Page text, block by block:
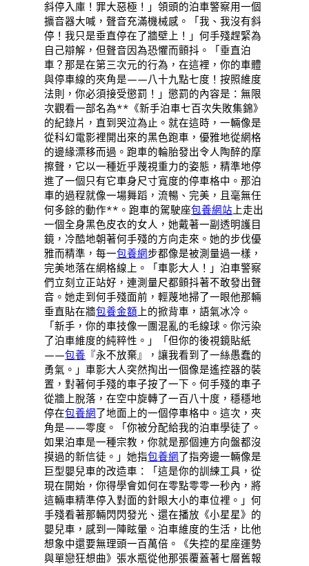
斜停入庫！罪大惡極！」領頭的泊車警察用一個
擴音器大喊，聲音充滿機械感。「我、我沒有斜
停！我只是垂直停在了牆壁上！」何手殘趕緊為
自己辯解，但聲音因為恐懼而顫抖。「垂直泊
車？那是在第三次元的行為，在這裡，你的車體
與停車線的夾角是——八十九點七度！按照維度
法則，你必須接受懲罰！」懲罰的內容是：無限
次觀看一部名為**《新手泊車七百次失敗集錦》
的紀錄片，直到哭泣為止。就在這時，一輛像是
從科幻電影裡開出來的黑色跑車，優雅地從網格
的邊緣漂移而過。跑車的輪胎發出令人陶醉的摩
擦聲，它以一種近乎蔑視重力的姿態，精準地停
進了一個只有它車身尺寸寬度的停車格中。那泊
車的過程就像一場舞蹈，流暢、完美，且毫無任
何多餘的動作**。跑車的駕駛座包養網站 上走出
一個全身黑色皮衣的女人，她戴著一副透明護目
鏡，冷酷地朝著何手殘的方向走來。她的步伐優
雅而精準，每一包養網步都像是被測量過一樣，
完美地落在網格線上。「車影大人！」泊車警察
們立刻立正站好，連測量尺都顫抖著不敢發出聲
音。她走到何手殘面前，輕蔑地掃了一眼他那輛
垂直貼在牆包養金額 上的掀背車，語氣冰冷。
「新手，你的車技像一團混亂的毛線球。你污染
了泊車維度的純粹性。」「但你的後視鏡貼紙
——包養 『永不放棄』，讓我看到了一絲愚蠢的
勇氣。」車影大人突然掏出一個像是遙控器的裝
置，對著何手殘的車子按了一下。何手殘的車子
從牆上脫落，在空中旋轉了一百八十度，穩穩地
停在包養網 了地面上的一個停車格中。這次，夾
角是——零度。「你被分配給我的泊車學徒了。
如果泊車是一種宗教，你就是那個連方向盤都沒
摸過的新信徒。」她指包養網 了指旁邊一輛像是
巨型嬰兒車的改造車：「這是你的訓練工具，從
現在開始，你得學會如何在零點零零一秒內，將
這輛車精準停入對面的針眼大小的車位裡。」何
手殘看著那輛閃閃發光、還在播放《小星星》的
嬰兒車，感到一陣眩暈。泊車維度的生活，比他
想象中還要無理頭一百萬倍。《失控的星座運勢
與單戀狂想曲》張水瓶從他那張覆蓋著七層舊報